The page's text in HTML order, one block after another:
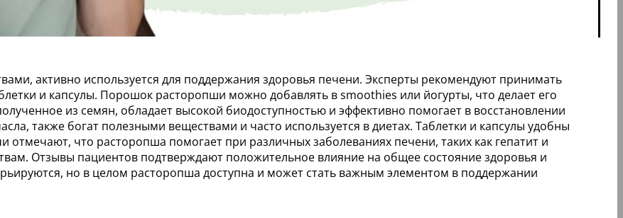
активно используется для поддержания здоровья печени. Эксперты рекомендуют принимать
и капсулы. Порошок расторопши можно добавлять в smoothies или йогурты, что делает его
из семян, обладает высокой биодоступностью и эффективно помогает в восстановлении
также богат полезными веществами и часто используется в диетах. Таблетки и капсулы удобны
отмечают, что расторопша помогает при различных заболеваниях печени, таких как гепатит и
Отзывы пациентов подтверждают положительное влияние на общее состояние здоровья и
но в целом расторопша доступна и может стать важным элементом в поддержании